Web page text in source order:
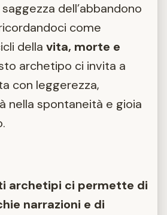
dell’abbandono
come
della vita, morte e
archetipo ci invita a
con leggerezza,
nella spontaneità e gioia
archetipi ci permette di
narrazioni e di